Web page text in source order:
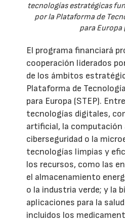
tecnologías estratégicas
por la Plataforma de
para Europa
El programa financiará
cooperación liderados
de los ámbitos
Plataforma de
para Europa (STEP).
tecnologías digitales,
artificial, la computación
ciberseguridad o la
tecnologías limpias y
los recursos, como las
el almacenamiento
o la industria verde; y la
aplicaciones para la
incluidos los